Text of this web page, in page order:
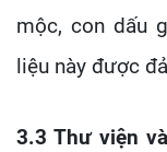
mộc, con dấu
liệu này được
3.3 Thư viện